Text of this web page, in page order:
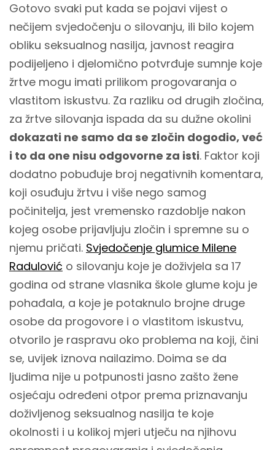
Gotovo svaki put kada se pojavi vijest o
nečijem svjedočenju o silovanju, ili bilo kojem
obliku seksualnog nasilja, javnost reagira
podijeljeno i djelomično potvrđuje sumnje koje
žrtve mogu imati prilikom progovaranja o
vlastitom iskustvu. Za razliku od drugih zločina,
za žrtve silovanja ispada da su dužne okolini
dokazati ne samo da se zločin dogodio, već
i to da one nisu odgovorne za isti. Faktor koji
dodatno pobuđuje broj negativnih komentara,
koji osuđuju žrtvu i više nego samog
počinitelja, jest vremensko razdoblje nakon
kojeg osobe prijavljuju zločin i spremne su o
njemu pričati. Svjedočenje glumice Milene
Radulović o silovanju koje je doživjela sa 17
godina od strane vlasnika škole glume koju je
pohađala, a koje je potaknulo brojne druge
osobe da progovore i o vlastitom iskustvu,
otvorilo je raspravu oko problema na koji, čini
se, uvijek iznova nailazimo. Doima se da
ljudima nije u potpunosti jasno zašto žene
osjećaju određeni otpor prema priznavanju
doživljenog seksualnog nasilja te koje
okolnosti i u kolikoj mjeri utječu na njihovu